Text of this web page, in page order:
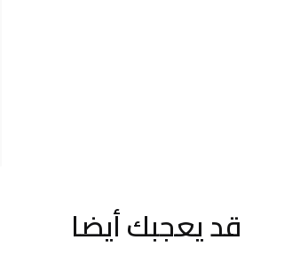
قد يعجبك أيضا